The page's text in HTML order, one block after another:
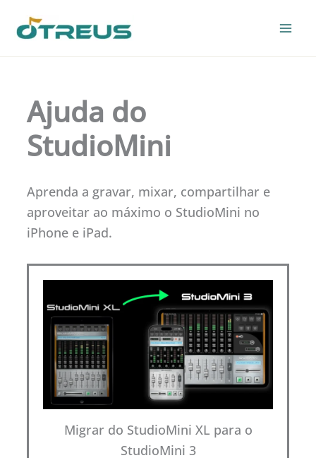
Ajuda do
StudioMini
Aprenda a gravar, mixar, compartilhar e
aproveitar ao máximo o StudioMini no
iPhone e iPad.
Migrar do StudioMini XL para o
StudioMini 3